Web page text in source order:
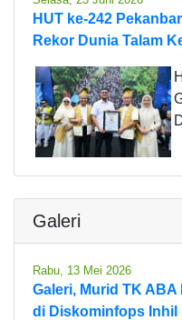
HUT ke-242
Rekor Dunia Talam
Galeri
Rabu, 13 Mei 2026
Galeri, Murid TK
di Diskominfops Inhil